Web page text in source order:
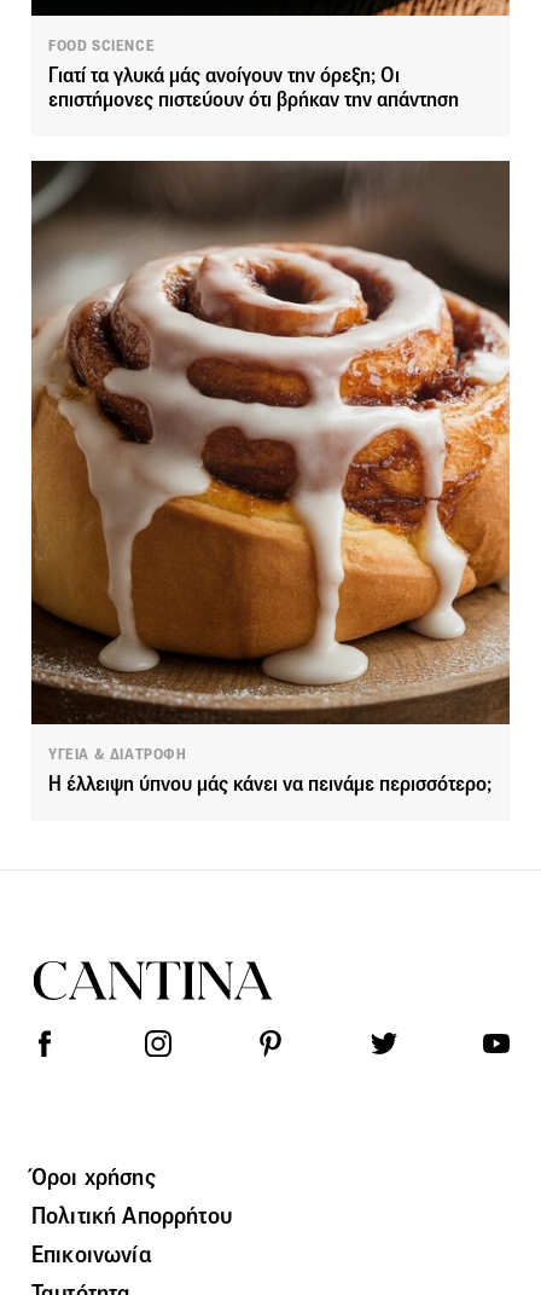
FOOD SCIENCE
Γιατί τα γλυκά μάς ανοίγουν την όρεξη; Οι
επιστήμονες πιστεύουν ότι βρήκαν την απάντηση
ΥΓΕΙΑ & ΔΙΑΤΡΟΦΗ
Η έλλειψη ύπνου μάς κάνει να πεινάμε περισσότερο;
Όροι χρήσης
Πολιτική Απορρήτου
Επικοινωνία